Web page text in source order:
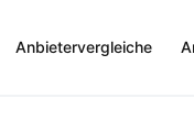
Anbietervergleiche